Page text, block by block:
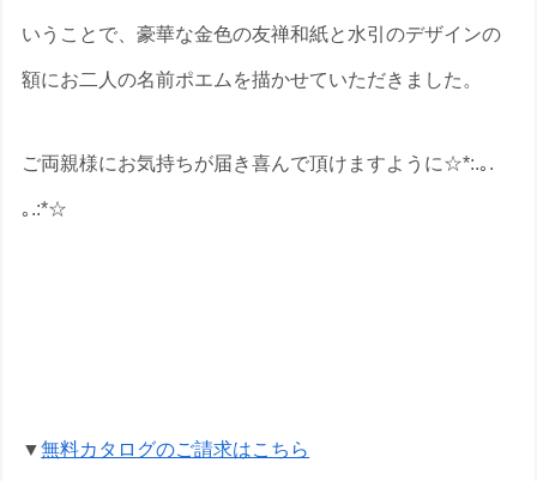
いうことで、豪華な金色の友禅和紙と水引のデザインの
額にお二人の名前ポエムを描かせていただきました。
ご両親様にお気持ちが届き喜んで頂けますように☆*:.｡.
｡.:*☆
▼無料カタログのご請求はこちら